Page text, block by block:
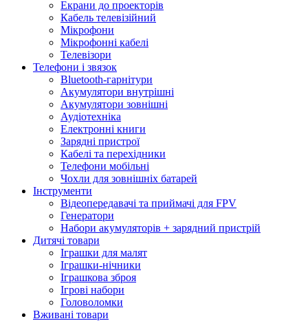
Екрани до проекторів
Кабель телевізійний
Мікрофони
Мікрофонні кабелі
Телевізори
Телефони і звязок
Bluetooth-гарнітури
Акумулятори внутрішні
Акумулятори зовнішні
Аудіотехніка
Електронні книги
Зарядні пристрої
Кабелі та перехідники
Телефони мобільні
Чохли для зовнішніх батарей
Інструменти
Відеопередавачі та приймачі для FPV
Генератори
Набори акумуляторів + зарядний пристрій
Дитячі товари
Іграшки для малят
Іграшки-нічники
Іграшкова зброя
Ігрові набори
Головоломки
Вживані товари